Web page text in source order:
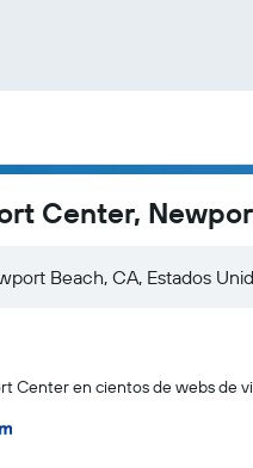
Center,
Center en cientos de webs de